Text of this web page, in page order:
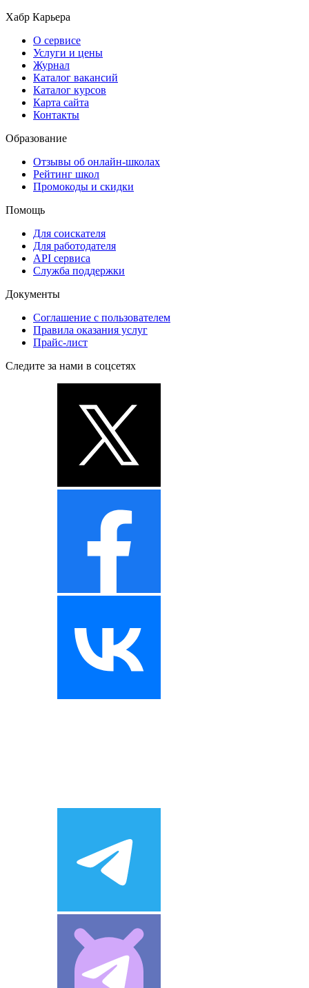
Хабр Карьера
О сервисе
Услуги и цены
Журнал
Каталог вакансий
Каталог курсов
Карта сайта
Контакты
Образование
Отзывы об онлайн-школах
Рейтинг школ
Промокоды и скидки
Помощь
Для соискателя
Для работодателя
API сервиса
Служба поддержки
Документы
Соглашение с пользователем
Правила оказания услуг
Прайс-лист
Следите за нами в соцсетях